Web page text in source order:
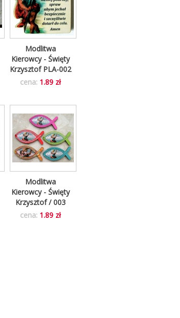
Modlitwa
Kierowcy - Święty
Krzysztof PLA-002
cena: 1.89 zł
Modlitwa
Kierowcy - Święty
Krzysztof / 003
cena: 1.89 zł